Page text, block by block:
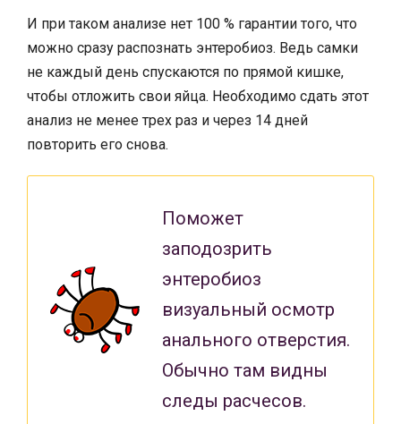
И при таком анализе нет 100 % гарантии того, что
можно сразу распознать энтеробиоз. Ведь самки
не каждый день спускаются по прямой кишке,
чтобы отложить свои яйца. Необходимо сдать этот
анализ не менее трех раз и через 14 дней
повторить его снова.
Поможет
заподозрить
энтеробиоз
визуальный осмотр
анального отверстия.
Обычно там видны
следы расчесов.